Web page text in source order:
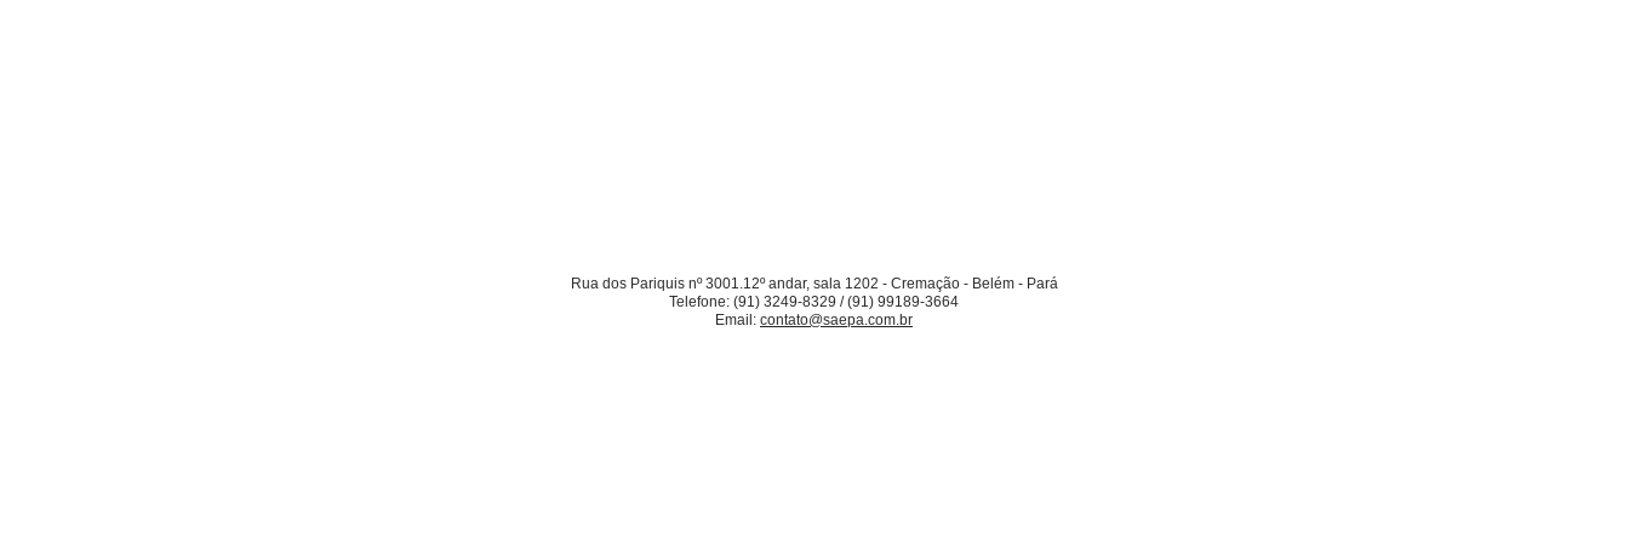
Rua dos Pariquis nº 3001.12º andar, sala 1202 - Cremação - Belém - Pará
Telefone: (91) 3249-8329 / (91) 99189-3664
Email: contato@saepa.com.br